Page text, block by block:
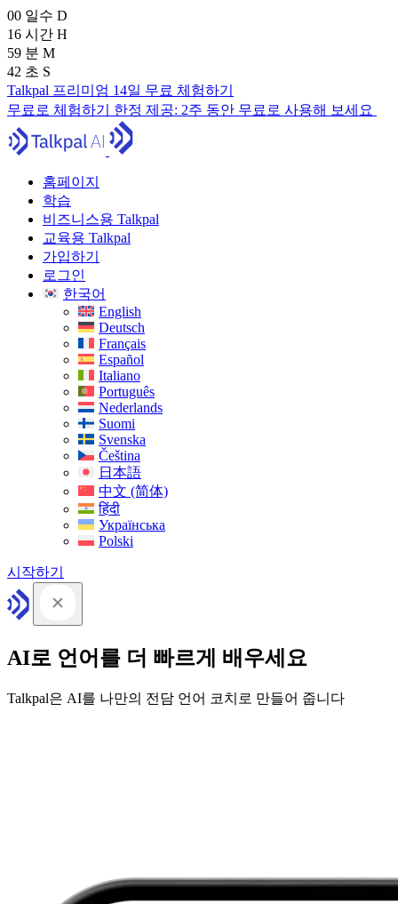
00 일수 D
16 시간 H
59 분 M
41 초 S
Talkpal 프리미엄 14일 무료 체험하기
무료로 체험하기 한정 제공: 2주 동안 무료로 사용해 보세요
홈페이지
학습
비즈니스용 Talkpal
교육용 Talkpal
가입하기
로그인
한국어
English
Deutsch
Français
Español
Italiano
Português
Nederlands
Suomi
Svenska
Čeština
日本語
中文 (简体)
हिंदी
Українська
Polski
시작하기
AI로 언어를 더 빠르게 배우세요
Talkpal은 AI를 나만의 전담 언어 코치로 만들어 줍니다